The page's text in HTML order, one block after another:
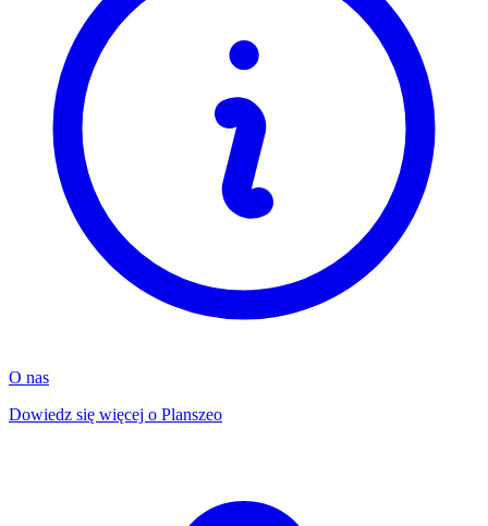
O nas
Dowiedz się więcej o Planszeo